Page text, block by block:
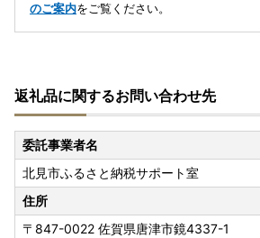
のご案内をご覧ください。
返礼品に関するお問い合わせ先
委託事業者名
北見市ふるさと納税サポート室
住所
〒847-0022 佐賀県唐津市鏡4337-1